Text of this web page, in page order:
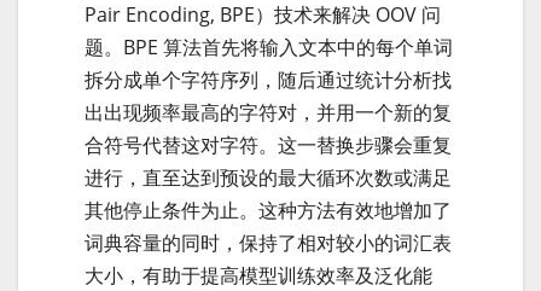
Pair Encoding, BPE）技术来解决 OOV 问
题。BPE 算法首先将输入文本中的每个单词
拆分成单个字符序列，随后通过统计分析找
出出现频率最高的字符对，并用一个新的复
合符号代替这对字符。这一替换步骤会重复
进行，直至达到预设的最大循环次数或满足
其他停止条件为止。这种方法有效地增加了
词典容量的同时，保持了相对较小的词汇表
大小，有助于提高模型训练效率及泛化能